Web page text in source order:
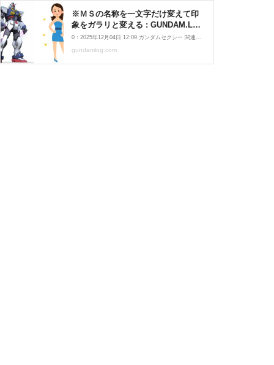
※ＭＳの名称を一文字だけ変えて印
象をガラリと変える : GUNDAM.LOG
｜ガンダムまとめブログ
0：2025年12月04日 12:09 ガンダムセクシー 関連しそうな記事 この記事はコメント書き込み＆閲覧専用の記事ですテーマ（お題）の募集はこちらで募集中！http://gundamlog.com/archives/44472910.html
gundamlog.com